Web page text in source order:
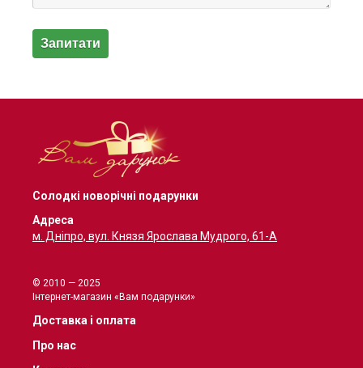
Солодкі новорічні подарунки
Адреса
м. Дніпро, вул. Князя Ярослава Мудрого, 61-А
© 2010 — 2025
Інтернет-магазин «Вам подарунки»
Доставка і оплата
Про нас